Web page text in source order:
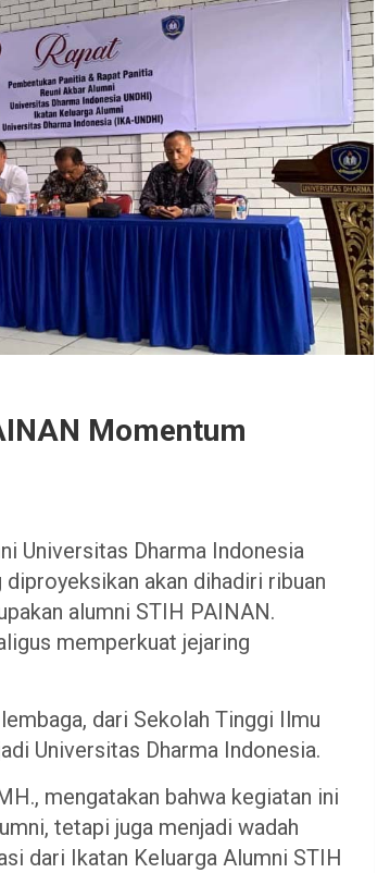
Momentum
Universitas Dharma Indonesia
akan dihadiri ribuan
alumni STIH PAINAN.
memperkuat jejaring
dari Sekolah Tinggi Ilmu
Universitas Dharma Indonesia.
mengatakan bahwa kegiatan ini
tetapi juga menjadi wadah
dari Ikatan Keluarga Alumni STIH